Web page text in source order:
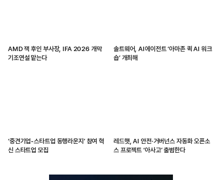
AMD 잭 후인 부사장, IFA 2026 개막
기조연설 맡는다
솔트웨어, AI에이전트 ‘아마존 퀵 AI 워크
숍’ 개최해
‘중견기업-스타트업 동행라운지’ 참여 혁
신 스타트업 모집
레드햇, AI 안전·거버넌스 자동화 오픈소
스 프로젝트 ‘아사고’ 출범한다